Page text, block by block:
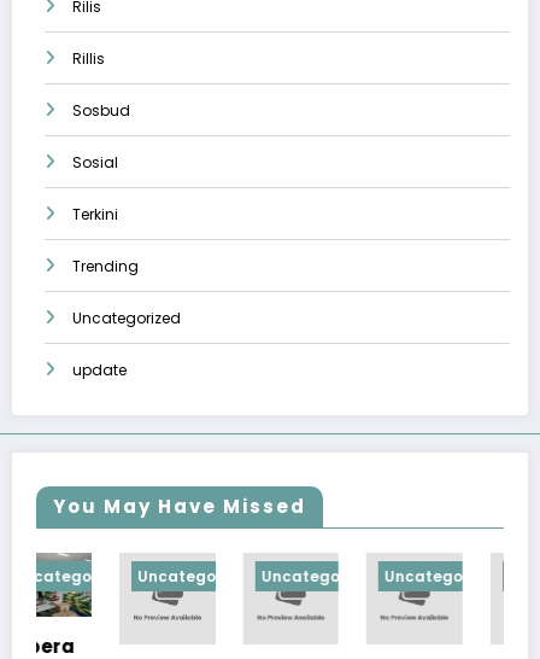
Rilis
Rillis
Sosbud
Sosial
Terkini
Trending
Uncategorized
update
You May Have Missed
Uncategorized Uncategorized Uncategorized